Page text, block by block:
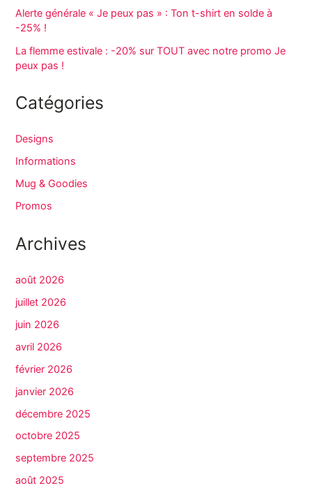
Alerte générale « Je peux pas » : Ton t-shirt en solde à
-25% !
La flemme estivale : -20% sur TOUT avec notre promo Je
peux pas !
Catégories
Designs
Informations
Mug & Goodies
Promos
Archives
août 2026
juillet 2026
juin 2026
avril 2026
février 2026
janvier 2026
décembre 2025
octobre 2025
septembre 2025
août 2025